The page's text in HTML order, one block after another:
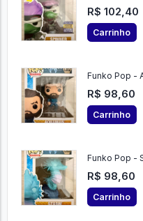
R$ 102,40
Carrinho
Funko Pop -
R$ 98,60
Carrinho
Funko Pop -
R$ 98,60
Carrinho